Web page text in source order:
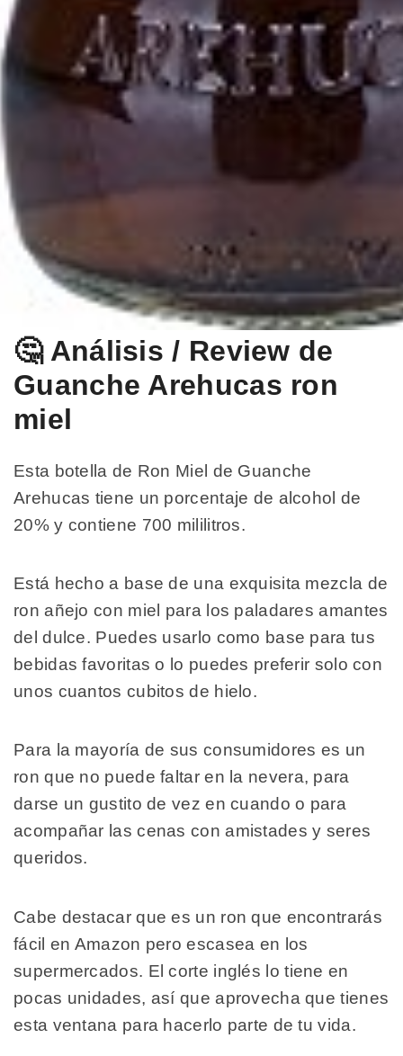
🤔 Análisis / Review de
Guanche Arehucas ron
miel
Esta botella de Ron Miel de Guanche
Arehucas tiene un porcentaje de alcohol de
20% y contiene 700 mililitros.
Está hecho a base de una exquisita mezcla de
ron añejo con miel para los paladares amantes
del dulce. Puedes usarlo como base para tus
bebidas favoritas o lo puedes preferir solo con
unos cuantos cubitos de hielo.
Para la mayoría de sus consumidores es un
ron que no puede faltar en la nevera, para
darse un gustito de vez en cuando o para
acompañar las cenas con amistades y seres
queridos.
Cabe destacar que es un ron que encontrarás
fácil en Amazon pero escasea en los
supermercados. El corte inglés lo tiene en
pocas unidades, así que aprovecha que tienes
esta ventana para hacerlo parte de tu vida.